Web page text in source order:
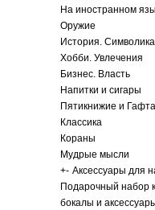
На иностранном
Оружие
История. Символика
Хобби. Увлечения
Бизнес. Власть
Напитки и сигары
Пятикнижие и
Классика
Кораны
Мудрые мысли
+- Аксессуары для
Подарочный набор
бокалы и